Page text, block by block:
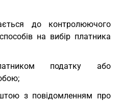
до контролюючого
на вибір платника
податку або
з повідомленням про